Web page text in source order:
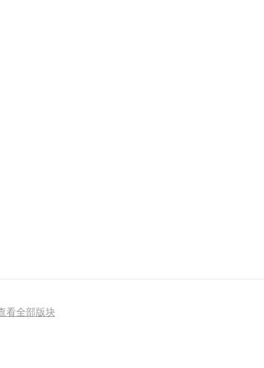
看全部版块